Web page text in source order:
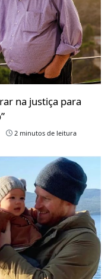
na justiça para
2 minutos de leitura